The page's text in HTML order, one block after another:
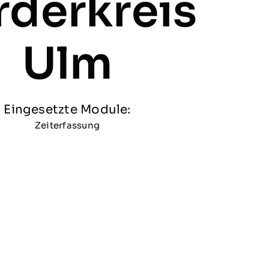
Ulm
Eingesetzte Module:
Zeiterfassung